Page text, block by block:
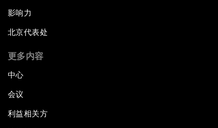
影响力
北京代表处
更多内容
中心
会议
利益相关方